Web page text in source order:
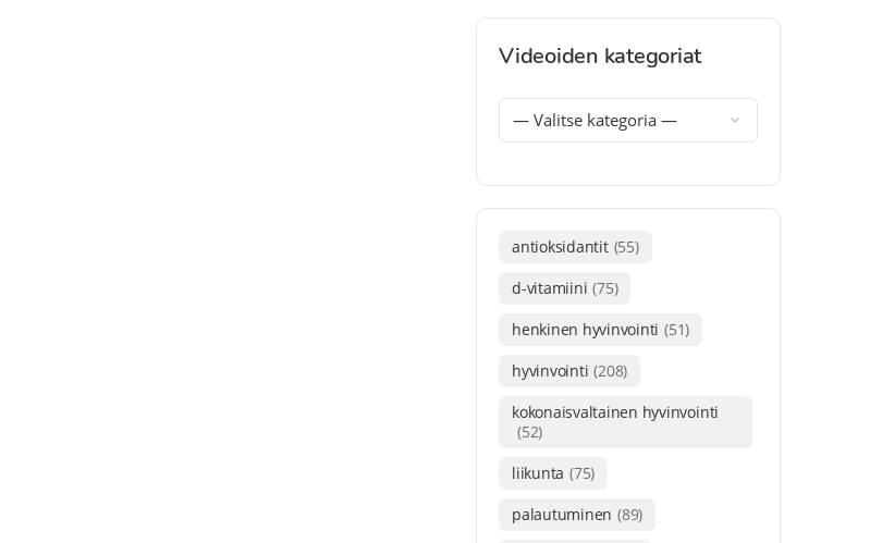
Videoiden kategoriat
antioksidantit (55)
d-vitamiini (75)
henkinen hyvinvointi (51)
hyvinvointi (208)
kokonaisvaltainen hyvinvointi
(52)
liikunta (75)
palautuminen (89)